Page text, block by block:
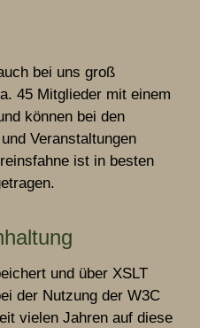
Kontakt
bei uns groß
45 Mitglieder mit einem
können bei den
Veranstaltungen
ist in besten
und über XSLT
der Nutzung der W3C
vielen Jahren auf diese